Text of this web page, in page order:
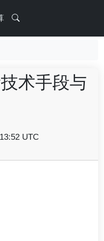
术手段与
UTC